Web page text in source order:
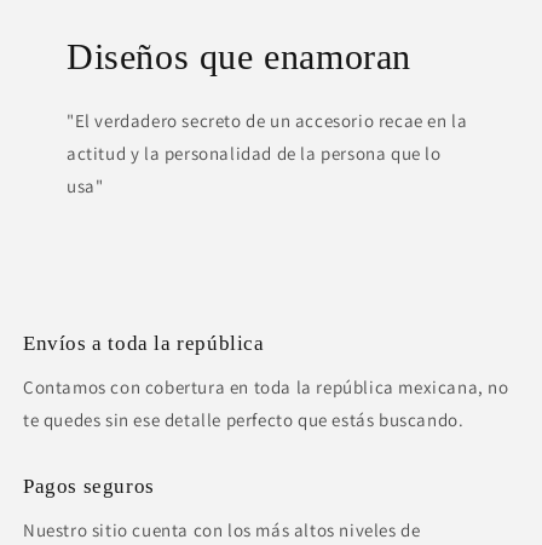
Diseños que enamoran
"El verdadero secreto de un accesorio recae en la
actitud y la personalidad de la persona que lo
usa"
Envíos a toda la república
Contamos con cobertura en toda la república mexicana, no
te quedes sin ese detalle perfecto que estás buscando.
Pagos seguros
Nuestro sitio cuenta con los más altos niveles de